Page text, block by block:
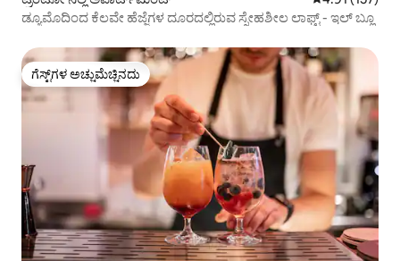
ಡ್ಯೂಮೊದಿಂದ ಕೆಲವೇ ಹೆಜ್ಜೆಗಳ ದೂರದಲ್ಲಿರುವ ಸ್ನೇಹಶೀಲ ಲಾಫ್ಟ್ - ಇಲ್ ಬ್ಲೂ
ಗೆಸ್ಟ್‌ಗಳ ಅಚ್ಚುಮೆಚ್ಚಿನದು
ಗೆಸ್ಟ್‌ಗಳ ಅಚ್ಚುಮೆಚ್ಚಿನದು